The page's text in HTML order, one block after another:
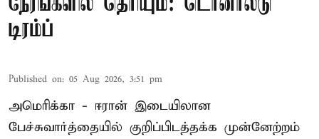
டிரம்ப்
Published on: 05 Aug 2026, 3:51 pm
அமெரிக்கா - ஈரான் இடையிலான
பேச்சுவார்த்தையில் குறிப்பிடத்தக்க முன்னேற்றம்